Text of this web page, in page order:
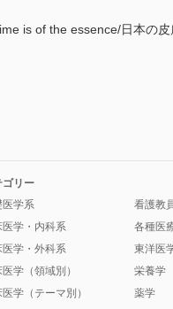
is of the essence/日本の
ゴリー
医学系
医学・内科系
医学・外科系
学（領域別）
医学（テーマ別）
看護教
各種医
東洋医
栄養学
薬学